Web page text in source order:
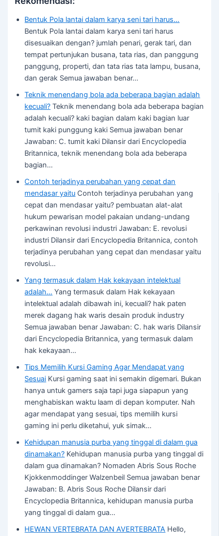
Bentuk Pola lantai dalam karya seni tari harus…
Bentuk Pola lantai dalam karya seni tari harus
disesuaikan dengan? jumlah penari, gerak tari, dan
tempat pertunjukan busana, tata rias, dan panggung
panggung, properti, dan tata rias tata lampu, busana,
dan gerak Semua jawaban benar…
Teknik menendang bola ada beberapa bagian adalah
kecuali? Teknik menendang bola ada beberapa bagian
adalah kecuali? kaki bagian dalam kaki bagian luar
tumit kaki punggung kaki Semua jawaban benar
Jawaban: C. tumit kaki Dilansir dari Encyclopedia
Britannica, teknik menendang bola ada beberapa
bagian…
Contoh terjadinya perubahan yang cepat dan
mendasar yaitu Contoh terjadinya perubahan yang
cepat dan mendasar yaitu? pembuatan alat-alat
hukum pewarisan model pakaian undang-undang
perkawinan revolusi industri Jawaban: E. revolusi
industri Dilansir dari Encyclopedia Britannica, contoh
terjadinya perubahan yang cepat dan mendasar yaitu
revolusi…
Yang termasuk dalam Hak kekayaan intelektual
adalah… Yang termasuk dalam Hak kekayaan
intelektual adalah dibawah ini, kecuali? hak paten
merek dagang hak waris desain produk industry
Semua jawaban benar Jawaban: C. hak waris Dilansir
dari Encyclopedia Britannica, yang termasuk dalam
hak kekayaan…
Tips Memilih Kursi Gaming Agar Mendapat yang
Sesuai Kursi gaming saat ini semakin digemari. Bukan
hanya untuk gamers saja tapi juga siapapun yang
menghabiskan waktu laam di depan komputer. Nah
agar mendapat yang sesuai, tips memilih kursi
gaming ini perlu diketahui, yuk simak…
Kehidupan manusia purba yang tinggal di dalam gua
dinamakan? Kehidupan manusia purba yang tinggal di
dalam gua dinamakan? Nomaden Abris Sous Roche
Kjokkenmoddinger Walzenbeil Semua jawaban benar
Jawaban: B. Abris Sous Roche Dilansir dari
Encyclopedia Britannica, kehidupan manusia purba
yang tinggal di dalam gua…
HEWAN VERTEBRATA DAN AVERTEBRATA Hello,